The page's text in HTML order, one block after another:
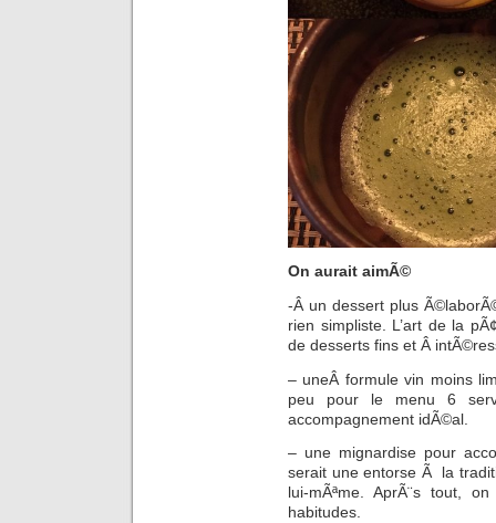
On aurait aimÃ©
-Â un dessert plus
rien simpliste. L’art de la
de desserts fins et Â
– uneÂ formule vin moins
peu pour le menu 6
accompagnement idÃ©al.
– une mignardise pour
serait une entorse Ã la
lui-mÃªme. AprÃ¨s tout,
habitudes.